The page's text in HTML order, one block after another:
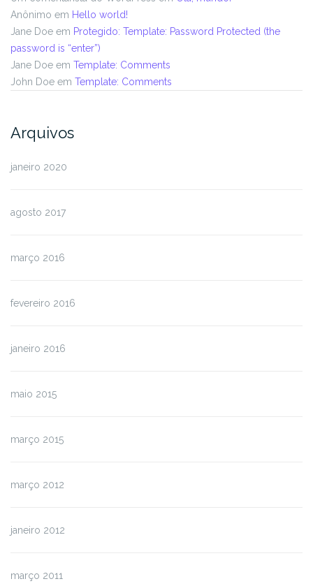
Anônimo em Hello world!
Jane Doe em Protegido: Template: Password Protected (the
password is “enter”)
Jane Doe em Template: Comments
John Doe em Template: Comments
Arquivos
janeiro 2020
agosto 2017
março 2016
fevereiro 2016
janeiro 2016
maio 2015
março 2015
março 2012
janeiro 2012
março 2011